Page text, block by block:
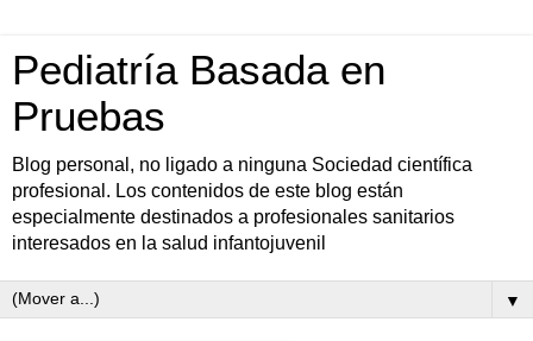
Pediatría Basada en
Pruebas
Blog personal, no ligado a ninguna Sociedad científica
profesional. Los contenidos de este blog están
especialmente destinados a profesionales sanitarios
interesados en la salud infantojuvenil
▼